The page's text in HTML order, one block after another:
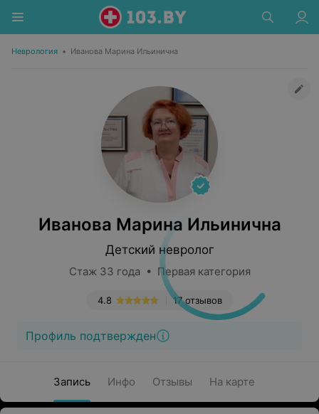
Неврология • Иванова Марина Ильинична
Иванова Марина Ильинична
Детский невролог
Стаж 33 года • Первая категория
17 отзывов
4.8
Профиль подтвержден
Запись Инфо Отзывы На карте